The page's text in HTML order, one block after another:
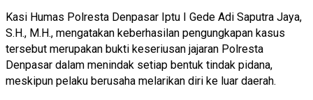
Kasi Humas Polresta Denpasar Iptu I Gede Adi Saputra Jaya,
S.H., M.H., mengatakan keberhasilan pengungkapan kasus
tersebut merupakan bukti keseriusan jajaran Polresta
Denpasar dalam menindak setiap bentuk tindak pidana,
meskipun pelaku berusaha melarikan diri ke luar daerah.